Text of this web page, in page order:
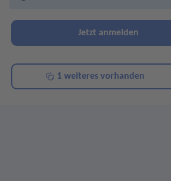
Jetzt anmelden
1 weiteres vorhanden